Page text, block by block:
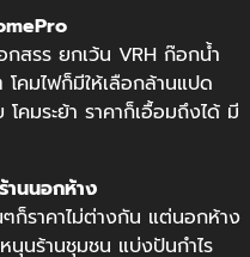
กสรร ยกเว้น VRH ก๊อกน้ำ
คมไฟก็มีให้เลือกล้านแปด
มระย้า ราคาก็เอื้อมถึงได้ มี
านนอกห้าง
นๆก็ราคาไม่ต่างกัน แต่นอกห้าง
นุนร้านชุมชน แบ่งปันกำไร